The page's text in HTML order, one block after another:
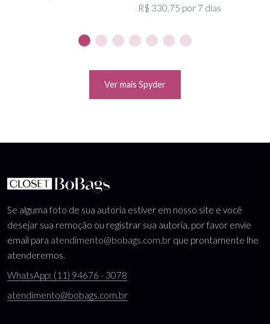
R$ 330,75 por 7 dias
Ver mais Spyder
Se alguma foto de sua autoria estiver em nosso site e você
desejar sua remoção ou registrar sua autoria, por favor envie
email para atendimento@bobags.com.br que prontamente lhe
atenderemos.
WhatsApp: (11) 94676 - 3078
atendimento@bobags.com.br